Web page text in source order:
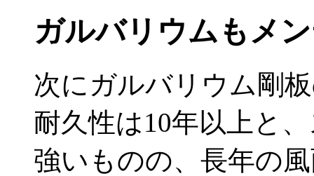
ガルバリウムもメ
次にガルバリウム剛
耐久性は10年以上と
強いものの、長年の